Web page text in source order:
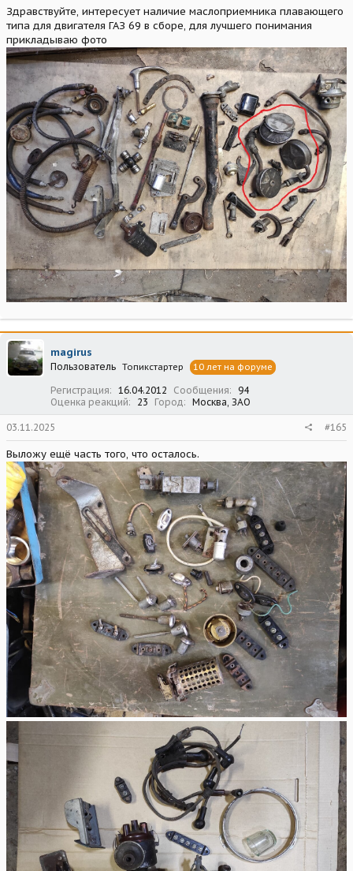
Здравствуйте, интересует наличие маслоприемника плавающего
типа для двигателя ГАЗ 69 в сборе, для лучшего понимания
прикладываю фото
magirus
Пользователь Топикстартер 10 лет на форуме
Регистрация 16.04.2012 Сообщения
94
Оценка реакций
23 Город Москва, ЗАО
03.11.2025 #165
Выложу ещё часть того, что осталось.